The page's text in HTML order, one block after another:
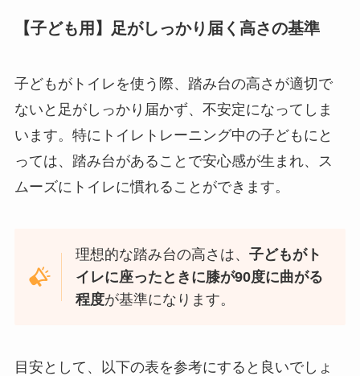
【子ども用】足がしっかり届く高さの基準
子どもがトイレを使う際、踏み台の高さが適切で
ないと足がしっかり届かず、不安定になってしま
います。特にトイレトレーニング中の子どもにと
っては、踏み台があることで安心感が生まれ、ス
ムーズにトイレに慣れることができます。
理想的な踏み台の高さは、子どもがト
イレに座ったときに膝が90度に曲がる
程度が基準になります。
目安として、以下の表を参考にすると良いでしょ